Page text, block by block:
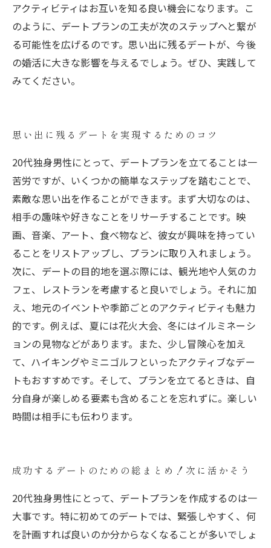
アクティビティはお互いを知る良い機会になります。こ
のように、デートプランの工夫が次のステップへと繋が
る可能性を広げるのです。思い出に残るデートが、今後
の婚活に大きな影響を与えるでしょう。ぜひ、実践して
みてください。
思い出に残るデートを実現するためのコツ
20代独身男性にとって、デートプランを立てることは一
苦労ですが、いくつかの簡単なステップを踏むことで、
素敵な思い出を作ることができます。まず大切なのは、
相手の趣味や好きなことをリサーチすることです。映
画、音楽、アート、食べ物など、彼女が興味を持ってい
ることをリストアップし、プランに取り入れましょう。
次に、デートの目的地を選ぶ際には、観光地や人気のカ
フェ、レストランを考慮すると良いでしょう。それに加
え、地元のイベントや季節ごとのアクティビティも魅力
的です。例えば、夏には花火大会、冬にはイルミネーシ
ョンの見物などがあります。また、少し冒険心を加え
て、ハイキングやミニゴルフといったアクティブなデー
トもおすすめです。そして、プランを立てるときは、自
分自身が楽しめる要素も含めることを忘れずに。楽しい
時間は相手にも伝わります。
成功するデートのための総まとめ！次に活かそう
20代独身男性にとって、デートプランを作成するのは一
大事です。特に初めてのデートでは、緊張しやすく、何
を計画すれば良いのか分からなくなることが多いでしょ